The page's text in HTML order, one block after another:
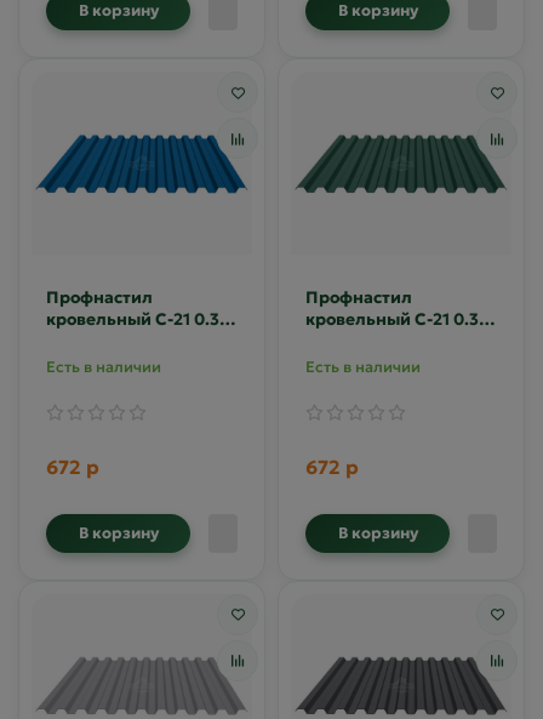
В корзину В корзину
Профнастил
кровельный С-21 0.35
Есть в наличии
672 р
В корзину
Профнастил
кровельный С-21 0.35
Есть в наличии
672 р
В корзину